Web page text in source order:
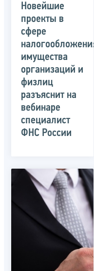
Новейшие
проекты в
сфере
налогообложения
имущества
организаций и
физлиц
разъяснит на
вебинаре
специалист
ФНС России